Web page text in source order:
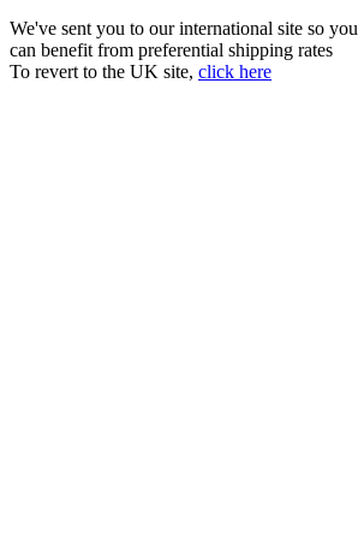
We've sent you to our international site so you
can benefit from preferential shipping rates
To revert to the UK site, click here